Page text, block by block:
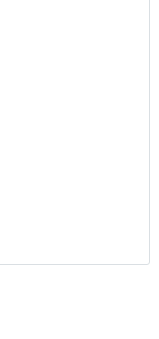
【クーポン対象外】【メーカー指